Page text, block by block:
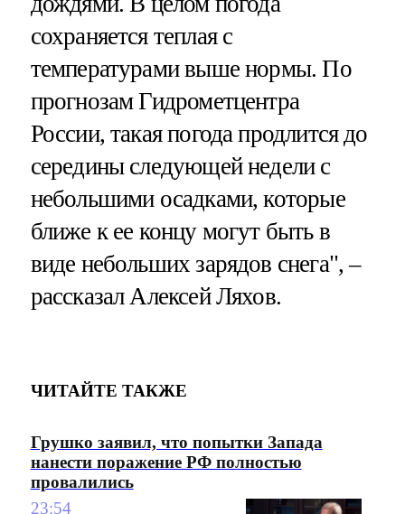
сохраняется теплая с
температурами выше нормы. По
прогнозам Гидрометцентра
России, такая погода продлится до
середины следующей недели с
небольшими осадками, которые
ближе к ее концу могут быть в
виде небольших зарядов снега", –
рассказал Алексей Ляхов.
ЧИТАЙТЕ ТАКЖЕ
Грушко заявил, что попытки Запада
нанести поражение РФ полностью
провалились
23:54